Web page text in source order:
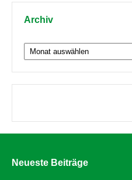
Archiv
Archiv
Neueste Beiträge